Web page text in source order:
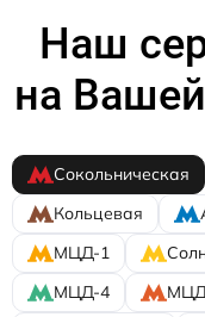
Наш
на
Сокольническая
Кольцевая
МЦД-1
МЦД-4